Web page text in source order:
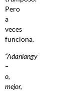
Pero
a
veces
funciona.
“Adaniangy
–
o,
mejor,